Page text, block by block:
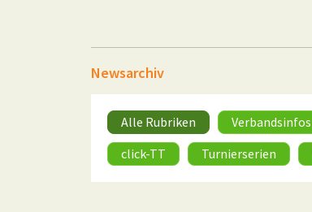
Newsarchiv
Alle Rubriken Verbandsinfos
click-TT
Turnierserien